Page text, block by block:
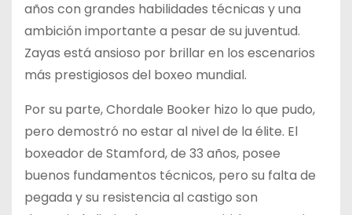
años con grandes habilidades técnicas y una
ambición importante a pesar de su juventud.
Zayas está ansioso por brillar en los escenarios
más prestigiosos del boxeo mundial.
Por su parte, Chordale Booker hizo lo que pudo,
pero demostró no estar al nivel de la élite. El
boxeador de Stamford, de 33 años, posee
buenos fundamentos técnicos, pero su falta de
pegada y su resistencia al castigo son